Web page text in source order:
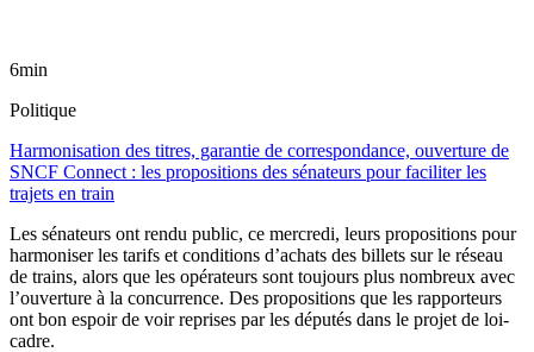
6min
Politique
Harmonisation des titres, garantie de correspondance, ouverture de
SNCF Connect : les propositions des sénateurs pour faciliter les
trajets en train
Les sénateurs ont rendu public, ce mercredi, leurs propositions pour
harmoniser les tarifs et conditions d’achats des billets sur le réseau
de trains, alors que les opérateurs sont toujours plus nombreux avec
l’ouverture à la concurrence. Des propositions que les rapporteurs
ont bon espoir de voir reprises par les députés dans le projet de loi-
cadre.